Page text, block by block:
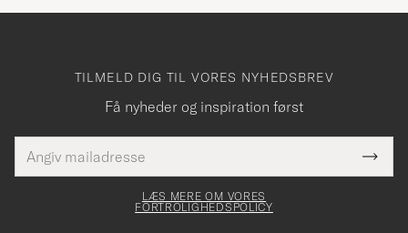
TILMELD DIG TIL VORES NYHEDSBREV
Få nyheder og inspiration først
mailadresse
skal
Tack
för
LÆS MERE OM VORES
FORTROLIGHEDSPOLICY